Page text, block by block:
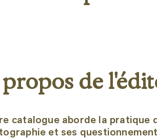
de
catalogue aborde la pratique
et ses